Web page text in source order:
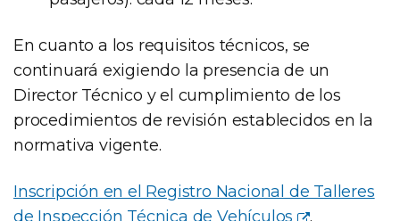
En cuanto a los requisitos técnicos, se
continuará exigiendo la presencia de un
Director Técnico y el cumplimiento de los
procedimientos de revisión establecidos en la
normativa vigente.
Inscripción en el Registro Nacional de Talleres
de Inspección Técnica de Vehículos
.